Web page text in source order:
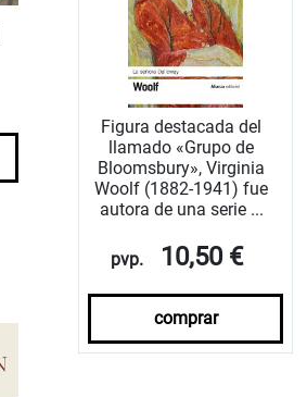
Figura destacada del
llamado «Grupo de
Bloomsbury», Virginia
Woolf (1882-1941) fue
autora de una serie ...
pvp. 10,50 €
comprar